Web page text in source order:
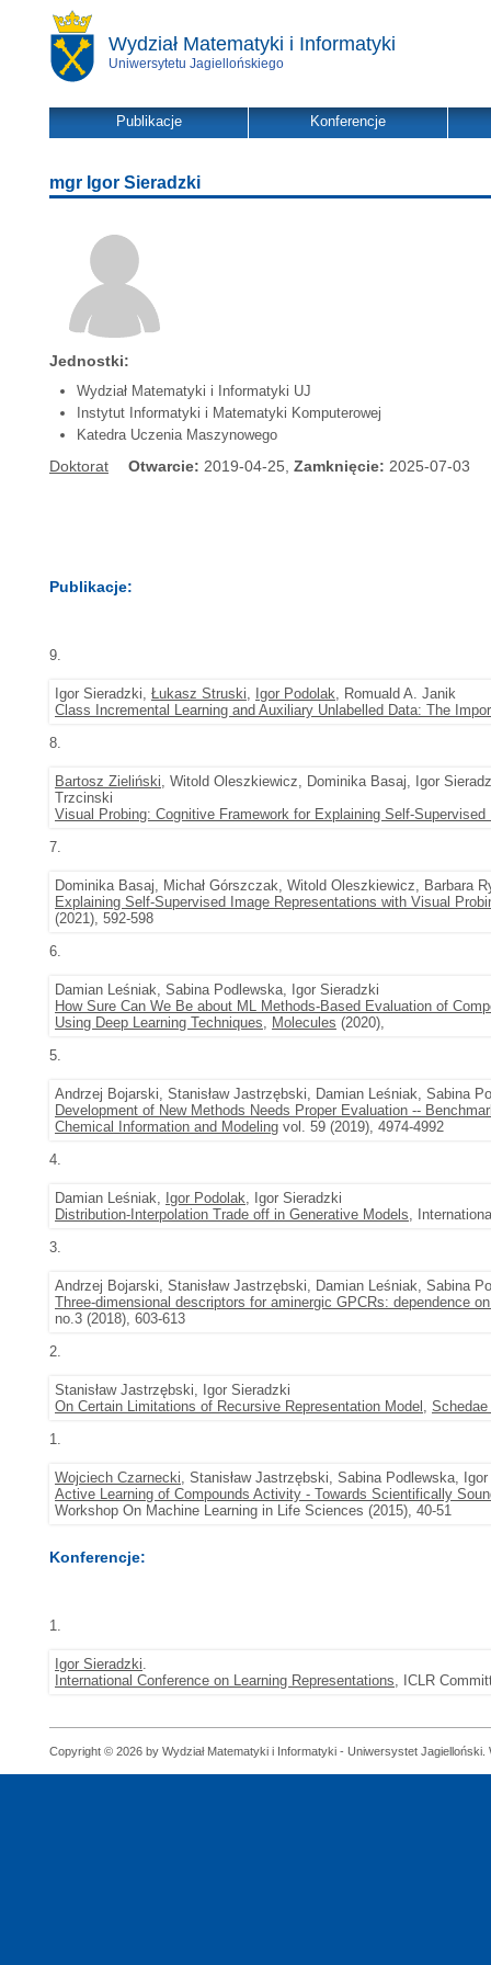
Wydział Matematyki i Informatyki
Uniwersytetu Jagiellońskiego
Publikacje Konferencje
mgr Igor Sieradzki
Jednostki:
Wydział Matematyki i Informatyki UJ
Instytut Informatyki i Matematyki Komputerowej
Katedra Uczenia Maszynowego
Doktorat Otwarcie: 2019-04-25, Zamknięcie: 2025-07-03
Publikacje:
9.
Igor Sieradzki, Łukasz Struski, Igor Podolak, Romuald A. Janik
Class Incremental Learning and Auxiliary Unlabelled Data: The
8.
Bartosz Zieliński, Witold Oleszkiewicz, Dominika Basaj, Igor
Trzcinski
Visual Probing: Cognitive Framework for Explaining Self-
7.
Dominika Basaj, Michał Górszczak, Witold Oleszkiewicz, Barbara
Explaining Self-Supervised Image Representations with Visual
(2021), 592-598
6.
Damian Leśniak, Sabina Podlewska, Igor Sieradzki
How Sure Can We Be about ML Methods-Based Evaluation of
Using Deep Learning Techniques, Molecules (2020),
5.
Andrzej Bojarski, Stanisław Jastrzębski, Damian Leśniak, Sabina
Development of New Methods Needs Proper Evaluation --
Chemical Information and Modeling vol. 59 (2019), 4974-4992
4.
Damian Leśniak, Igor Podolak, Igor Sieradzki
Distribution-Interpolation Trade off in Generative Models,
3.
Andrzej Bojarski, Stanisław Jastrzębski, Damian Leśniak, Sabina
Three-dimensional descriptors for aminergic GPCRs: dependence
no.3 (2018), 603-613
2.
Stanisław Jastrzębski, Igor Sieradzki
On Certain Limitations of Recursive Representation Model ,
1.
Wojciech Czarnecki, Stanisław Jastrzębski, Sabina Podlewska,
Active Learning of Compounds Activity - Towards Scientifically
Workshop On Machine Learning in Life Sciences (2015), 40-51
Konferencje:
1.
Igor Sieradzki.
International Conference on Learning Representations, ICLR
Copyright © 2026 by Wydział Matematyki i Informatyki - Uniwersystet